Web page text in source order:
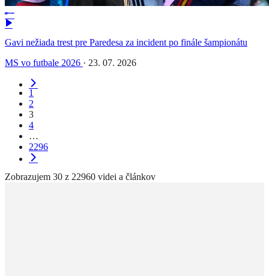
Gavi nežiada trest pre Paredesa za incident po finále šampionátu
MS vo futbale 2026 · 23. 07. 2026
1
2
3
4
…
2296
Zobrazujem 30 z 22960 videi a článkov